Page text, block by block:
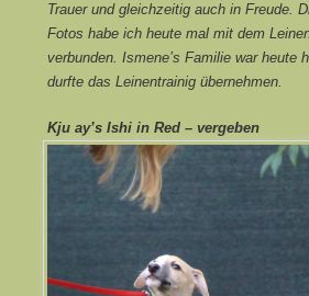
Trauer und gleichzeitig auch in Freude.
Fotos habe ich heute mal mit dem
verbunden. Ismene’s Familie war heute
durfte das Leinentrainig übernehmen.
Kju ay’s Ishi in Red – vergeben